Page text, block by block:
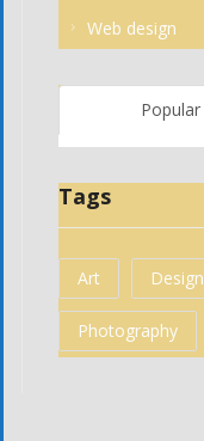
Web design
Popular
Tags
Art Design
Photography